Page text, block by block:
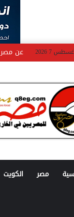
7 2026 عن مصر
مصر الكويت